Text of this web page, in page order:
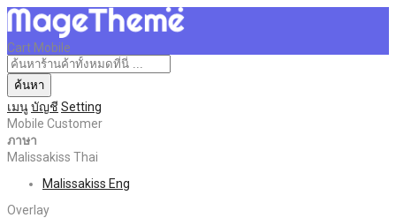
Cart Mobile
ค้นหา
เมนูบัญชี Setting
Mobile Customer
ภาษา
Malissakiss Thai
Malissakiss Eng
Overlay